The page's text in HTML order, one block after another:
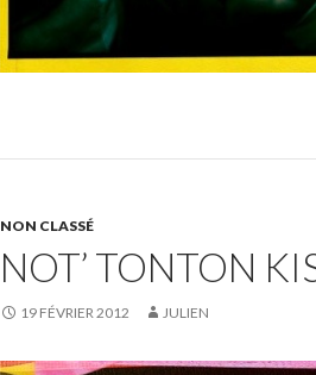
NON CLASSÉ
NOT’ TONTON
19 FÉVRIER 2012 JULIEN